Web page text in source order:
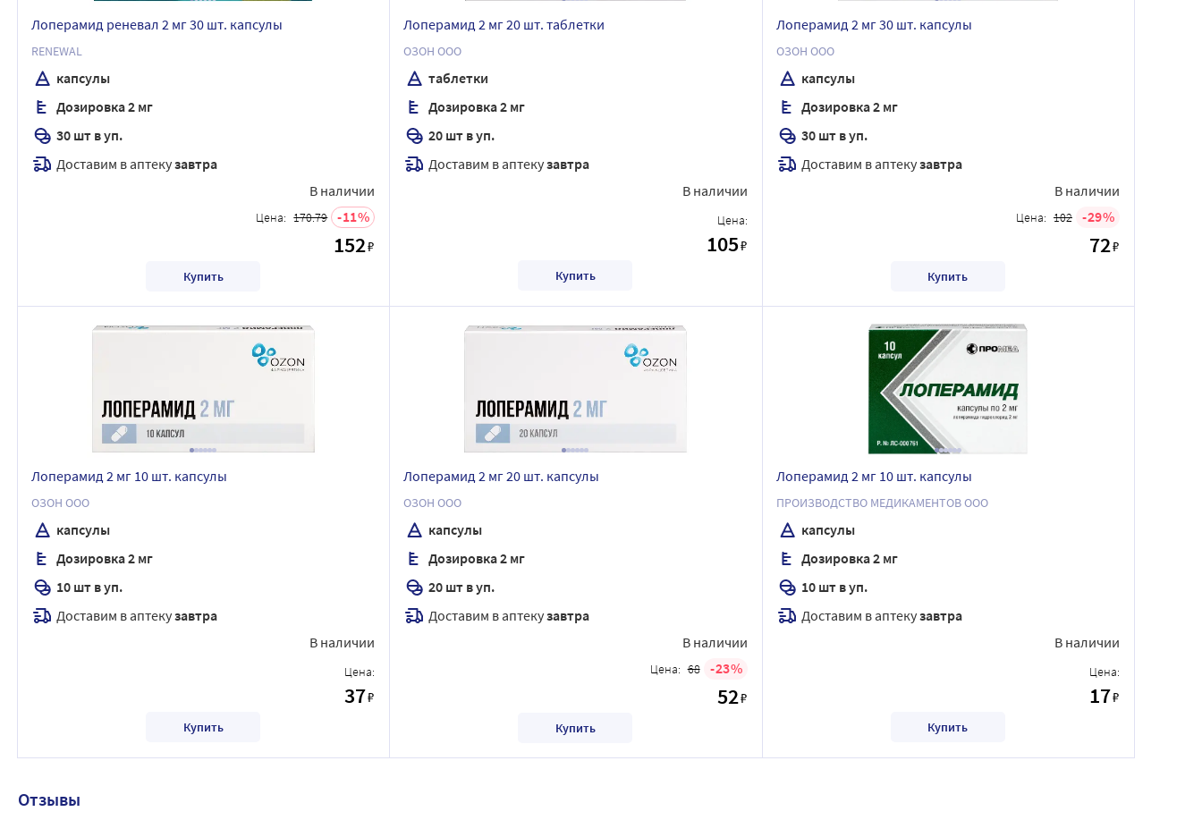
Лоперамид реневал 2 мг 30 шт. капсулы
RENEWAL
капсулы
Дозировка 2 мг
30 шт в уп.
Доставим в аптекузавтра
В наличии
Цена: 170.79 11
152₽
Купить
Лоперамид 2 мг 20 шт. таблетки
ОЗОН ООО
таблетки
Дозировка 2 мг
20 шт в уп.
Доставим в аптекузавтра
В наличии
Цена:
105₽
Купить
Лоперамид 2 мг 30 шт. капсулы
ОЗОН ООО
капсулы
Дозировка 2 мг
30 шт в уп.
Доставим в аптекузавтра
В наличии
Цена: 102 29
72₽
Купить
Лоперамид 2 мг 10 шт. капсулы
ОЗОН ООО
капсулы
Дозировка 2 мг
10 шт в уп.
Доставим в аптекузавтра
В наличии
Цена:
37₽
Купить
Лоперамид 2 мг 20 шт. капсулы
ОЗОН ООО
капсулы
Дозировка 2 мг
20 шт в уп.
Доставим в аптекузавтра
В наличии
Цена: 68 23
52₽
Купить
Лоперамид 2 мг 10 шт. капсулы
ПРОИЗВОДСТВО МЕДИКАМЕНТОВ ООО
капсулы
Дозировка 2 мг
10 шт в уп.
Доставим в аптекузавтра
В наличии
Цена:
17₽
Купить
Отзывы